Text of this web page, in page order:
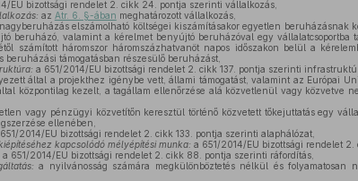
EU bizottsági rendelet 2. cikk 24. pontja szerinti vállalkozás,
az Atr. 6. §-ában meghatározott vállalkozás,
elszámolható költségei kiszámításakor egyetlen beruházásnak
beruházó, valamint a kérelmet benyújtó beruházóval egy vállalatcsoportba
számított háromszor háromszázhatvanöt napos időszakon belül a
beruházási támogatásban részesülő beruházást,
a 651/2014/EU bizottsági rendelet 2. cikk 137. pontja szerinti
által a projekthez igénybe vett, állami támogatást, valamint az Európai
központilag kezelt, a tagállam ellenőrzése alá közvetlenül vagy közvetve
vagy pénzügyi közvetítőn keresztül történő közvetett tőkejuttatás egy
ellenében,
2014/EU bizottsági rendelet 2. cikk 133. pontja szerinti alaphálózat,
kapcsolódó mélyépítési munka: a 651/2014/EU bizottsági rendelet
a 651/2014/EU bizottsági rendelet 2. cikk 88. pontja szerinti ráfordítás,
a nyilvánosság számára megkülönböztetés nélkül és folyamatosan